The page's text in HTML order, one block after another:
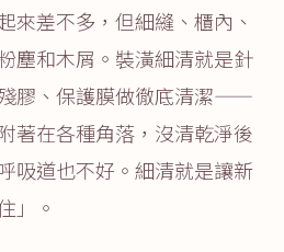
來差不多，但細縫、櫃內、
塵和木屑。裝潢細清就是針
膠、保護膜做徹底清潔——
著在各種角落，沒清乾淨後
吸道也不好。細清就是讓新
」。